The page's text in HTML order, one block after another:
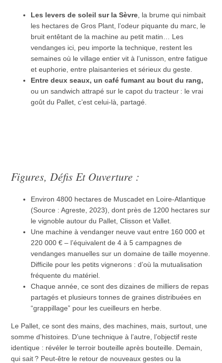
Les levers de soleil sur la Sèvre , la brume qui nimbait
les hectares de Gros Plant, l’odeur piquante du marc, le
bruit entêtant de la machine au petit matin… Les
vendanges ici, peu importe la technique, restent les
semaines où le village entier vit à l’unisson, entre fatigue
et euphorie, entre plaisanteries et sérieux du geste.
Entre deux seaux, un café fumant au bout du rang,
ou un sandwich attrapé sur le capot du tracteur : le vrai
goût du Pallet, c’est celui-là, partagé.
Figures, Défis Et Ouverture :
Environ 4800 hectares de Muscadet en Loire-Atlantique
(Source : Agreste, 2023), dont près de 1200 hectares sur
le vignoble autour du Pallet, Clisson et Vallet.
Une machine à vendanger neuve vaut entre 160 000 et
220 000 € – l’équivalent de 4 à 5 campagnes de
vendanges manuelles sur un domaine de taille moyenne.
Difficile pour les petits vignerons : d’où la mutualisation
fréquente du matériel.
Chaque année, ce sont des dizaines de milliers de repas
partagés et plusieurs tonnes de graines distribuées en
“grappillage” pour les cueilleurs en herbe.
Le Pallet, ce sont des mains, des machines, mais, surtout, une
somme d’histoires. D’une technique à l’autre, l’objectif reste
identique : révéler le terroir bouteille après bouteille. Demain,
qui sait ? Peut-être le retour de nouveaux gestes ou la